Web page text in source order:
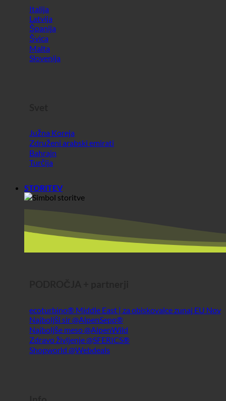
Italija
Latvija
Španija
Švica
Malta
Slovenija
Južna Koreja
Združeni arabski emirati
Bahrajn
Turčija
STORITEV
ecoturbino® Middle East | za obiskovalce zunaj EU
Najboljši sir @AlpenSepp®
Najboljše meso @AlpenWild
Zdravo življenje @SFERICS®
Shopworld @Webdeals